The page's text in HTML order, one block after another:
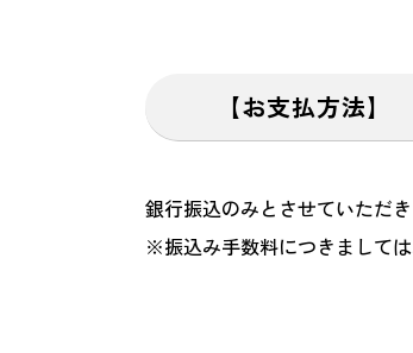
【お支払方法】
銀行振込のみとさせていただき
※振込み手数料につきまして